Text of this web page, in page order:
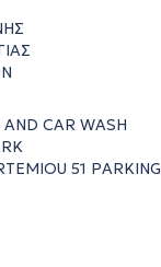
AND CAR WASH
51 PARKING